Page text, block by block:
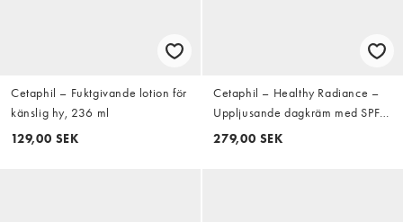
Cetaphil – Fuktgivande lotion för
känslig hy, 236 ml
129,00 SEK
Cetaphil – Healthy Radiance –
Uppljusande dagkräm med SPF
15 och niacin, 50g
279,00 SEK